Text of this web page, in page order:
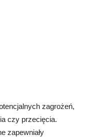
zagrożeń,
czy przecięcia.
zapewniały